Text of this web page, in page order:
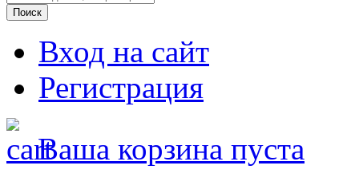
Вход на сайт
Регистрация
Ваша корзина пуста